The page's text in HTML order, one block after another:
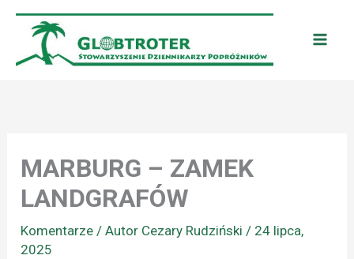
Przejdź
treści
MARBURG – ZAMEK
LANDGRAFÓW
Komentarze / Autor Cezary Rudziński/ 24 lipca,
2025